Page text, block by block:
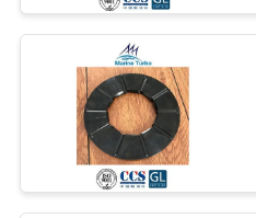
PRIVACY
POLICY